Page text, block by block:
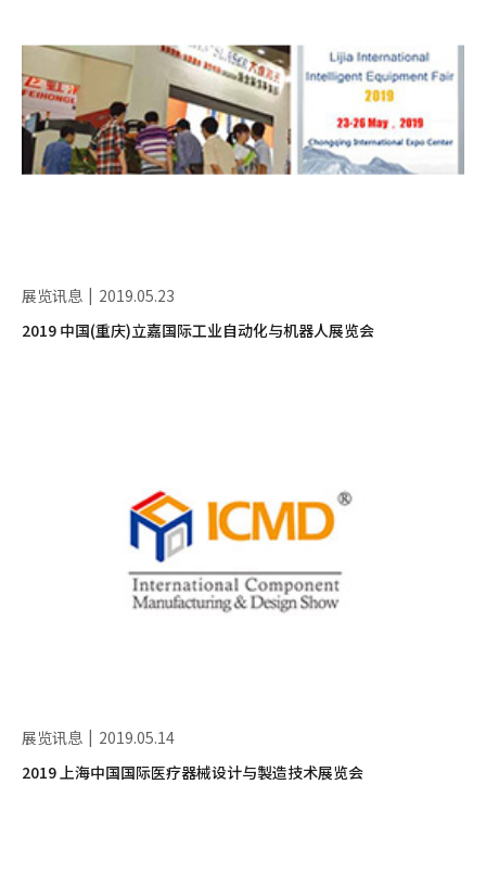
展览讯息
2019.05.23
2019 中国(重庆)立嘉国际工业自动化与机器人展览会
展览讯息
2019.05.14
2019 上海中国国际医疗器械设计与製造技术展览会